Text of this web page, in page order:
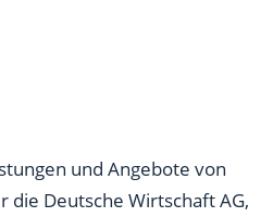
und Angebote von
die Deutsche Wirtschaft AG,